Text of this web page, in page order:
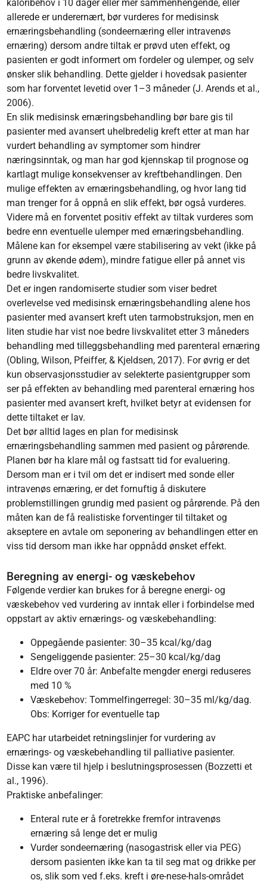
kaloribehov i 10 dager eller mer sammenhengende, eller
allerede er underernært, bør vurderes for medisinsk
ernæringsbehandling (sondeernæring eller intravenøs
ernæring) dersom andre tiltak er prøvd uten effekt, og
pasienten er godt informert om fordeler og ulemper, og selv
ønsker slik behandling. Dette gjelder i hovedsak pasienter
som har forventet levetid over 1–3 måneder (J. Arends et al.,
2006).
En slik medisinsk ernæringsbehandling bør bare gis til
pasienter med avansert uhelbredelig kreft etter at man har
vurdert behandling av symptomer som hindrer
næringsinntak, og man har god kjennskap til prognose og
kartlagt mulige konsekvenser av kreftbehandlingen. Den
mulige effekten av ernæringsbehandling, og hvor lang tid
man trenger for å oppnå en slik effekt, bør også vurderes.
Videre må en forventet positiv effekt av tiltak vurderes som
bedre enn eventuelle ulemper med ernæringsbehandling.
Målene kan for eksempel være stabilisering av vekt (ikke på
grunn av økende ødem), mindre fatigue eller på annet vis
bedre livskvalitet.
Det er ingen randomiserte studier som viser bedret
overlevelse ved medisinsk ernærings­behandling alene hos
pasienter med avansert kreft uten tarmobstruksjon, men en
liten studie har vist noe bedre livskvalitet etter 3 måneders
behandling med tilleggsbehandling med parenteral ernæring
(Obling, Wilson, Pfeiffer, & Kjeldsen, 2017). For øvrig er det
kun observasjonsstudier av selekterte pasient­grupper som
ser på effekten av behandling med parenteral ernæring hos
pasienter med avansert kreft, hvilket betyr at evidensen for
dette tiltaket er lav.
Det bør alltid lages en plan for medisinsk
ernæringsbehandling sammen med pasient og pårørende.
Planen bør ha klare mål og fastsatt tid for evaluering.
Dersom man er i tvil om det er indisert med sonde eller
intravenøs ernæring, er det fornuftig å diskutere
problemstillingen grundig med pasient og pårørende. På den
måten kan de få realistiske forventinger til tiltaket og
akseptere en avtale om seponering av behandlingen etter en
viss tid dersom man ikke har oppnådd ønsket effekt.
Beregning av energi- og væskebehov
Følgende verdier kan brukes for å beregne energi- og
væskebehov ved vurdering av inntak eller i forbindelse med
oppstart av aktiv ernærings- og væskebehandling:
Oppegående pasienter: 30–35 kcal/kg/dag
Sengeliggende pasienter: 25–30 kcal/kg/dag
Eldre over 70 år: Anbefalte mengder energi reduseres
med 10 %
Væskebehov: Tommelfingerregel: 30–35 ml/kg/dag.
Obs: Korriger for eventuelle tap
EAPC har utarbeidet retningslinjer for vurdering av
ernærings- og væskebehandling til palliative pasienter.
Disse kan være til hjelp i beslutningsprosessen (Bozzetti et
al., 1996).
Praktiske anbefalinger:
Enteral rute er å foretrekke fremfor intravenøs
ernæring så lenge det er mulig
Vurder sondeernæring (nasogastrisk eller via PEG)
dersom pasienten ikke kan ta til seg mat og drikke per
os, slik som ved f.eks. kreft i øre-nese-hals-området